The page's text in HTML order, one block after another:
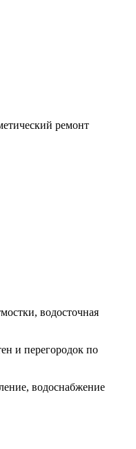
ремонт
водосточная
и перегородок по
водоснабжение